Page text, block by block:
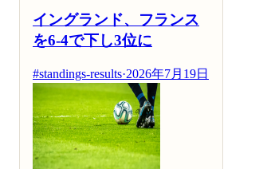
イングランド、フランス
を6-4で下し3位に
#standings-results·2026年7月19日